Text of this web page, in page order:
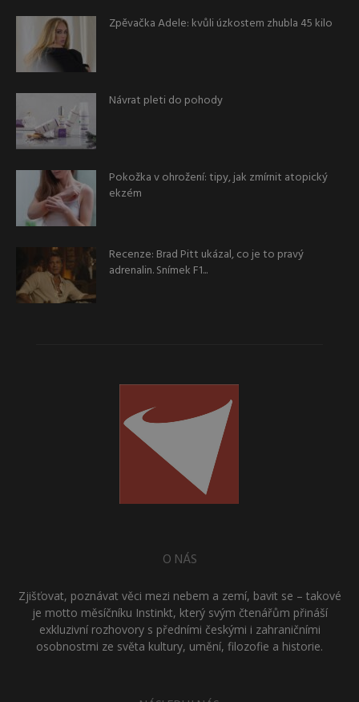
Zpěvačka Adele: kvůli úzkostem zhubla 45 kilo
Návrat pleti do pohody
Pokožka v ohrožení: tipy, jak zmírnit atopický
ekzém
Recenze: Brad Pitt ukázal, co je to pravý
adrenalin. Snímek F1...
O NÁS
Zjišťovat, poznávat věci mezi nebem a zemí, bavit se – takové
je motto měsíčníku Instinkt, který svým čtenářům přináší
exkluzivní rozhovory s předními českými i zahraničními
osobnostmi ze světa kultury, umění, filozofie a historie.